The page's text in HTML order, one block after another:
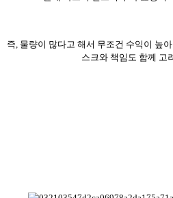
즉, 물량이 많다고 해서 무조건 수익이 높
스크와 책임도 함께 고